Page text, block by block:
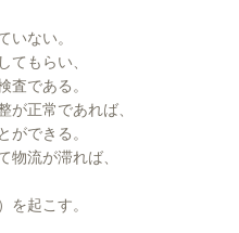
いない。
てもらい、
査である。
が正常であれば、
ができる。
物流が滞れば、
を起こす。